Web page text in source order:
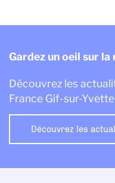
Gardez un oeil sur
Découvrez les
France Gif-sur-Yvette
Découvrez les